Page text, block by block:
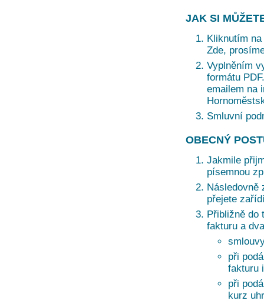
JAK SI
Kliknutím
Zde,
Vyplněním
formátu
emailem na
Smluvní
OBECNÝ
Jakmile
písemnou
Následovně
přejete
Přibližně do
fakturu a
při
fakturu
při
kurz